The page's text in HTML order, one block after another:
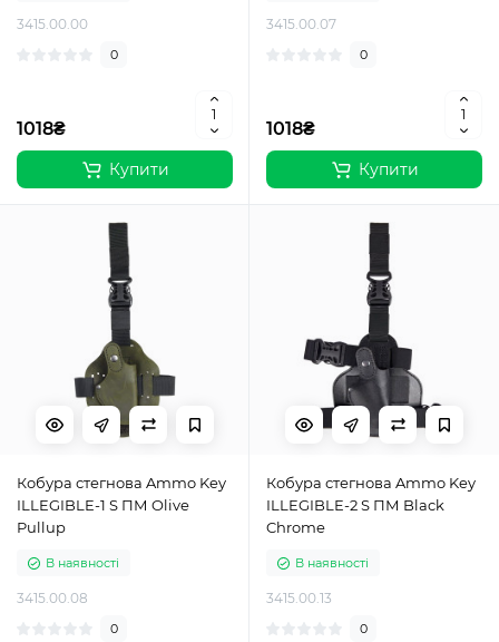
3415.00.00
0
1018₴
Купити
3415.00.07
0
1018₴
Купити
Кобура стегнова Ammo Key
ILLEGIBLE-1 S ПМ Olive
Pullup
В наявності
3415.00.08
0
Кобура стегнова Ammo Key
ILLEGIBLE-2 S ПМ Black
Chrome
В наявності
3415.00.13
0